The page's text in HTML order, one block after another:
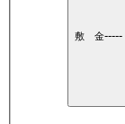
敷 金-----